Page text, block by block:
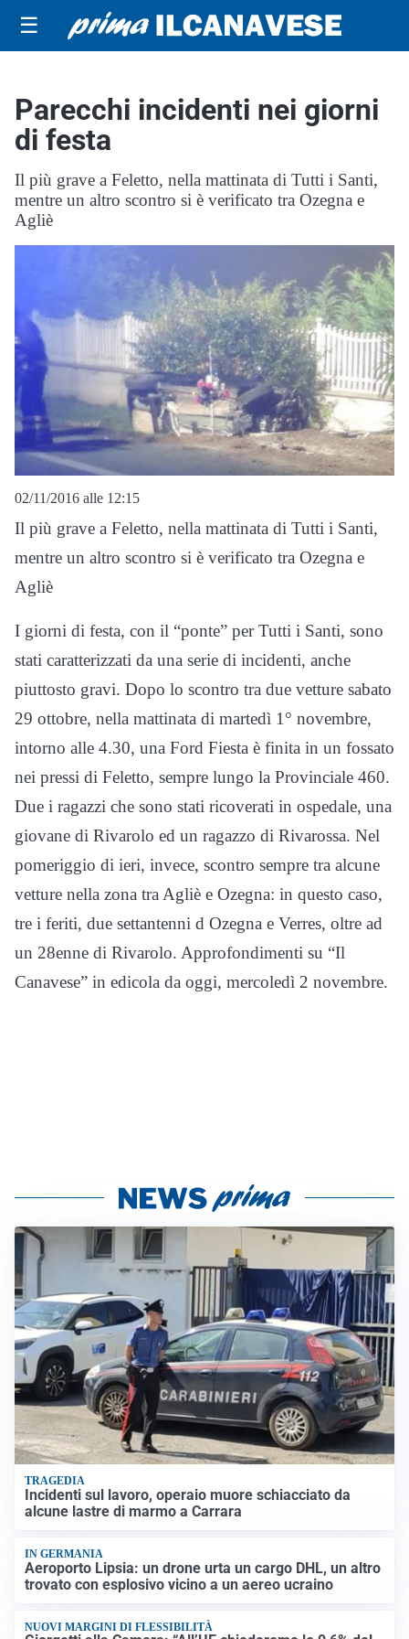
☰
Parecchi incidenti nei giorni
di festa
Il più grave a Feletto, nella mattinata di Tutti i Santi,
mentre un altro scontro si è verificato tra Ozegna e
Agliè
02/11/2016 alle 12:15
Il più grave a Feletto, nella mattinata di Tutti i Santi,
mentre un altro scontro si è verificato tra Ozegna e
Agliè
I giorni di festa, con il “ponte” per Tutti i Santi, sono
stati caratterizzati da una serie di incidenti, anche
piuttosto gravi. Dopo lo scontro tra due vetture sabato
29 ottobre, nella mattinata di martedì 1° novembre,
intorno alle 4.30, una Ford Fiesta è finita in un fossato
nei pressi di Feletto, sempre lungo la Provinciale 460.
Due i ragazzi che sono stati ricoverati in ospedale, una
giovane di Rivarolo ed un ragazzo di Rivarossa. Nel
pomeriggio di ieri, invece, scontro sempre tra alcune
vetture nella zona tra Agliè e Ozegna: in questo caso,
tre i feriti, due settantenni d Ozegna e Verres, oltre ad
un 28enne di Rivarolo. Approfondimenti su “Il
Canavese” in edicola da oggi, mercoledì 2 novembre.
TRAGEDIA
Incidenti sul lavoro, operaio muore schiacciato da
alcune lastre di marmo a Carrara
IN GERMANIA
Aeroporto Lipsia: un drone urta un cargo DHL, un altro
trovato con esplosivo vicino a un aereo ucraino
NUOVI MARGINI DI FLESSIBILITÀ